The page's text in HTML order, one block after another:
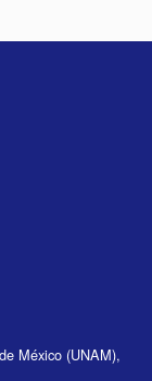
México (UNAM),